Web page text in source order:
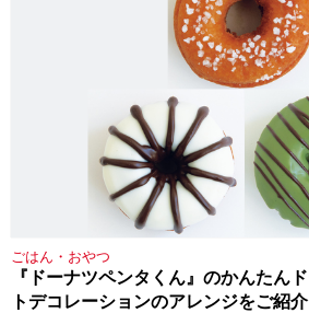
ごはん・おやつ
『ドーナツペンタくん』のかんたん
トデコレーションのアレンジをご紹